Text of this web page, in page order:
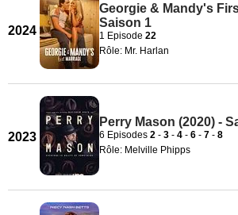
2024
Georgie & Mandy's
Saison 1
1 Episode 22
Rôle: Mr. Harlan
2023
Perry Mason (2020) -
6 Episodes 2 - 3 - 4 - 6 - 7 - 8
Rôle: Melville Phipps